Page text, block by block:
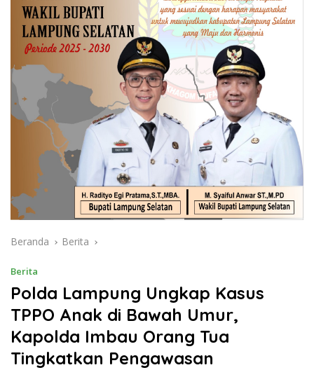
Beranda Berita
Berita
Polda Lampung Ungkap Kasus
TPPO Anak di Bawah Umur,
Kapolda Imbau Orang Tua
Tingkatkan Pengawasan